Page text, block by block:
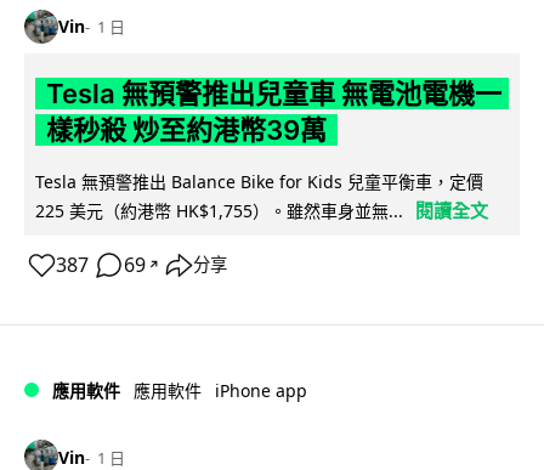
Vin 1 日
Tesla 無預警推出兒童車 無電池電機一
樣秒殺 炒至約港幣39萬
Tesla 無預警推出 Balance Bike for Kids 兒童平衡車，定價
225 美元（約港幣 HK$1,755）。雖然車身並無...
閱讀全文
387 69 ↗ 分享
應用軟件 應用軟件 iPhone app
Vin 1 日